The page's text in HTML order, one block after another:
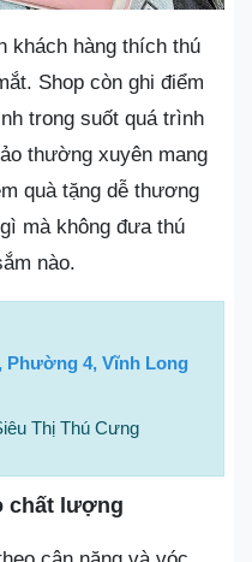
khách hàng thích thú
Shop còn ghi điểm
trong suốt quá trình
thường xuyên mang
quà tặng dễ thương
mà không đưa thú
nào.
Phường 4, Vĩnh Long
Thị Thú Cưng
chất lượng